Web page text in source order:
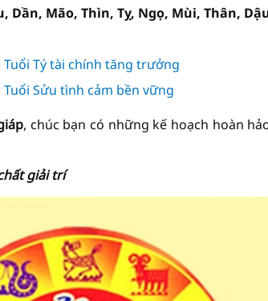
Dần, Mão, Thìn, Tỵ, Ngọ, Mùi, Thân,
Tuổi Tý tài chính tăng trưởng
Sửu tình cảm bền vững
, chúc bạn có những kế hoạch hoàn
giải trí